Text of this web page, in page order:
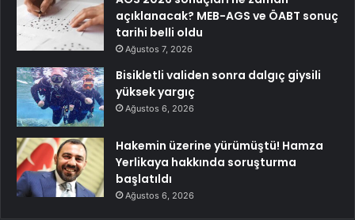
açıklanacak? MEB-AGS ve ÖABT sonuç
tarihi belli oldu
Ağustos 7, 2026
Bisikletli validen sonra dalgıç giysili
yüksek yargıç
Ağustos 6, 2026
Hakemin üzerine yürümüştü! Hamza
Yerlikaya hakkında soruşturma
başlatıldı
Ağustos 6, 2026